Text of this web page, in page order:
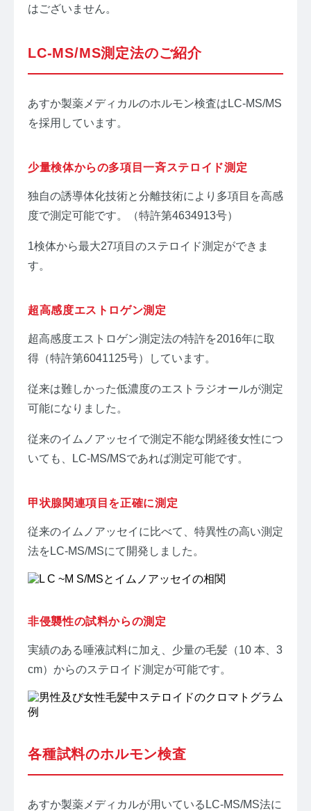
はございません。
LC-MS/MS測定法のご紹介
あすか製薬メディカルのホルモン検査はLC-MS/MS
を採用しています。
少量検体からの多項目一斉ステロイド測定
独自の誘導体化技術と分離技術により多項目を高感
度で測定可能です。（特許第4634913号）
1検体から最大27項目のステロイド測定ができま
す。
超高感度エストロゲン測定
超高感度エストロゲン測定法の特許を2016年に取
得（特許第6041125号）しています。
従来は難しかった低濃度のエストラジオールが測定
可能になりました。
従来のイムノアッセイで測定不能な閉経後女性につ
いても、LC-MS/MSであれば測定可能です。
甲状腺関連項目を正確に測定
従来のイムノアッセイに比べて、特異性の高い測定
法をLC-MS/MSにて開発しました。
非侵襲性の試料からの測定
実績のある唾液試料に加え、少量の毛髪（10 本、3
cm）からのステロイド測定が可能です。
各種試料のホルモン検査
あすか製薬メディカルが用いているLC-MS/MS法に